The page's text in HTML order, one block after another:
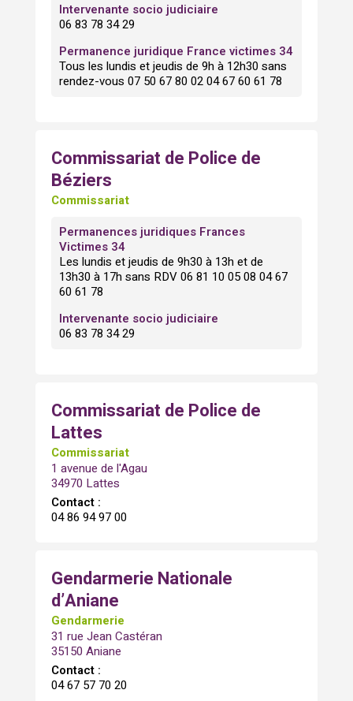
Intervenante socio judiciaire
06 83 78 34 29
Permanence juridique France victimes 34
Tous les lundis et jeudis de 9h à 12h30 sans
rendez-vous 07 50 67 80 02 04 67 60 61 78
Commissariat de Police de
Béziers
Commissariat
Permanences juridiques Frances
Victimes 34
Les lundis et jeudis de 9h30 à 13h et de
13h30 à 17h sans RDV 06 81 10 05 08 04 67
60 61 78
Intervenante socio judiciaire
06 83 78 34 29
Commissariat de Police de
Lattes
Commissariat
1 avenue de l'Agau
34970 Lattes
Contact :
04 86 94 97 00
Gendarmerie Nationale
d’Aniane
Gendarmerie
31 rue Jean Castéran
35150 Aniane
Contact :
04 67 57 70 20